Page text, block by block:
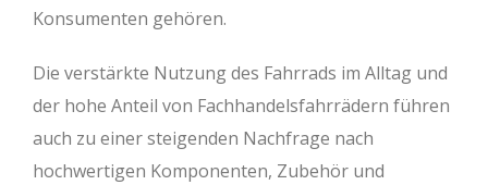
Konsumenten gehören.
Die verstärkte Nutzung des Fahrrads im Alltag und
der hohe Anteil von Fachhandelsfahrrädern führen
auch zu einer steigenden Nachfrage nach
hochwertigen Komponenten, Zubehör und